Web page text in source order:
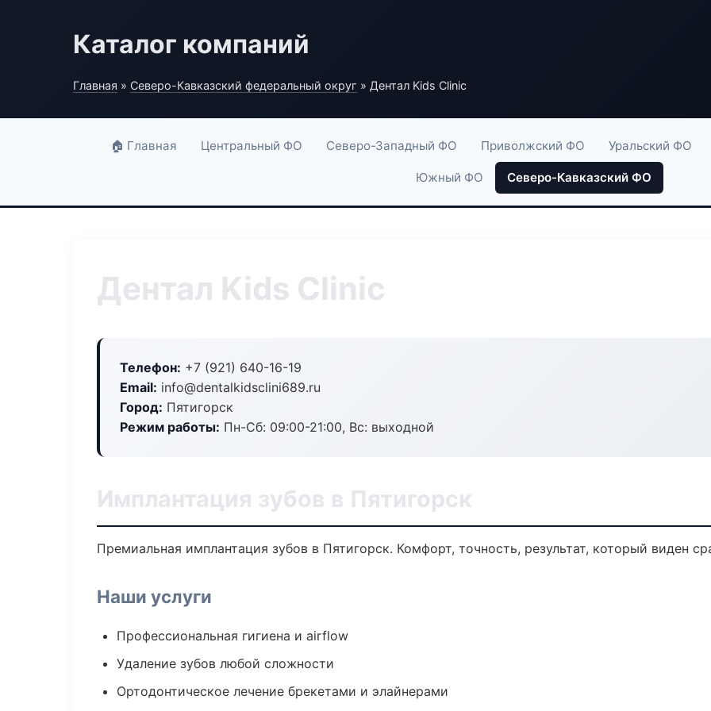
Каталог компаний
Главная » Северо-Кавказский федеральный округ » Дентал Kids Clinic
🏠 Главная Центральный ФО Северо-Западный ФО Приволжский ФО Уральский ФО
Южный ФО Северо-Кавказский ФО
Дентал Kids Clinic
Телефон: +7 (921) 640-16-19
Email: info@dentalkidsclini689.ru
Город: Пятигорск
Режим работы: Пн-Сб: 09:00-21:00, Вс: выходной
Имплантация зубов в Пятигорск
Премиальная имплантация зубов в Пятигорск. Комфорт, точность, результат, который виден
Наши услуги
Профессиональная гигиена и airflow
Удаление зубов любой сложности
Ортодонтическое лечение брекетами и элайнерами